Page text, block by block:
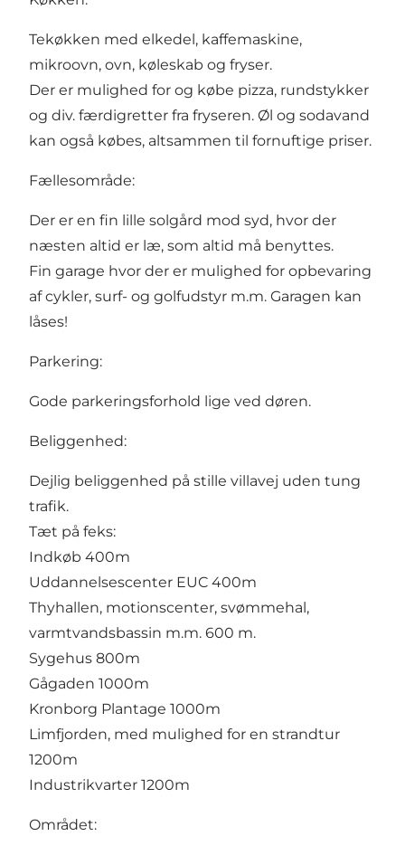
Tekøkken med elkedel, kaffemaskine,
mikroovn, ovn, køleskab og fryser.
Der er mulighed for og købe pizza, rundstykker
og div. færdigretter fra fryseren. Øl og sodavand
kan også købes, altsammen til fornuftige priser.
Fællesområde:
Der er en fin lille solgård mod syd, hvor der
næsten altid er læ, som altid må benyttes.
Fin garage hvor der er mulighed for opbevaring
af cykler, surf- og golfudstyr m.m. Garagen kan
låses!
Parkering:
Gode parkeringsforhold lige ved døren.
Beliggenhed:
Dejlig beliggenhed på stille villavej uden tung
trafik.
Tæt på feks:
Indkøb 400m
Uddannelsescenter EUC 400m
Thyhallen, motionscenter, svømmehal,
varmtvandsbassin m.m. 600 m.
Sygehus 800m
Gågaden 1000m
Kronborg Plantage 1000m
Limfjorden, med mulighed for en strandtur
1200m
Industrikvarter 1200m
Området: